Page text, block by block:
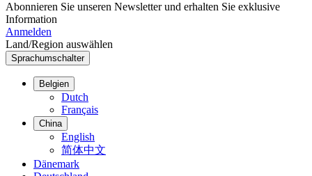
Abonnieren Sie unseren Newsletter und erhalten Sie exklusive
Information
Anmelden
Land/Region auswählen
Sprachumschalter
Belgien
Dutch
Français
China
English
简体中文
Dänemark